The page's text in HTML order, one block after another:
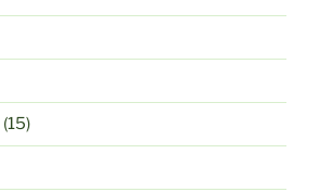
(15)